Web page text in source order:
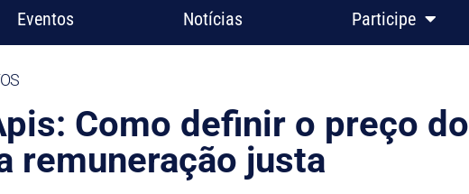
Eventos Notícias Participe
Como definir o preço do
remuneração justa